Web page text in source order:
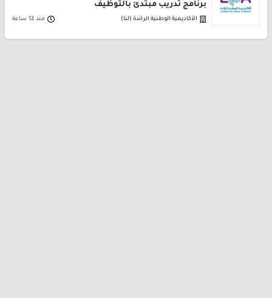
برنامج تدريب مبتدئ بالتوظيف
الأكاديمية الوطنية الرائدة (لنا) منذ 12 ساعة